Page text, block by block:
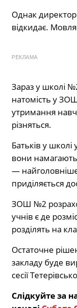
Однак
відкидає.
РЕКЛАМА
Зараз у школі
натомість у
утримання
різняться.
Батьків у
вони
—
приділяється
ЗОШ №2
учнів є де
розділять на
Остаточне
закладу буде
сесії
Слідкуйте за